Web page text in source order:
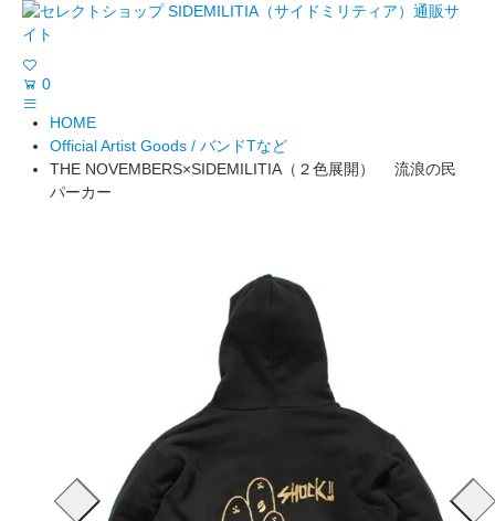
0
HOME
Official Artist Goods / バンドTなど
THE NOVEMBERS×SIDEMILITIA（２色展開） 流浪の民
パーカー